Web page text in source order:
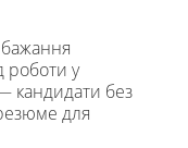
роботи у
кандидати без
для